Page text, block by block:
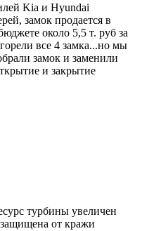
Kia и Hyundai
замок продается в
около 5,5 т. руб за
все 4 замка...но мы
замок и заменили
и закрытие
турбины увеличен
от кражи